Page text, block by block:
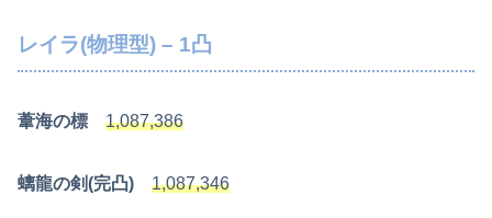
レイラ(物理型) – 1凸
葦海の標 1,087,386
螭龍の剣(完凸) 1,087,346